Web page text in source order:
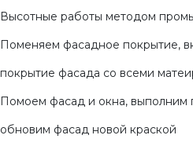
Высотные работы методом
Поменяем фасадное покрытие,
покрытие фасада со всеми
Помоем фасад и окна, выполним
обновим фасад новой краской